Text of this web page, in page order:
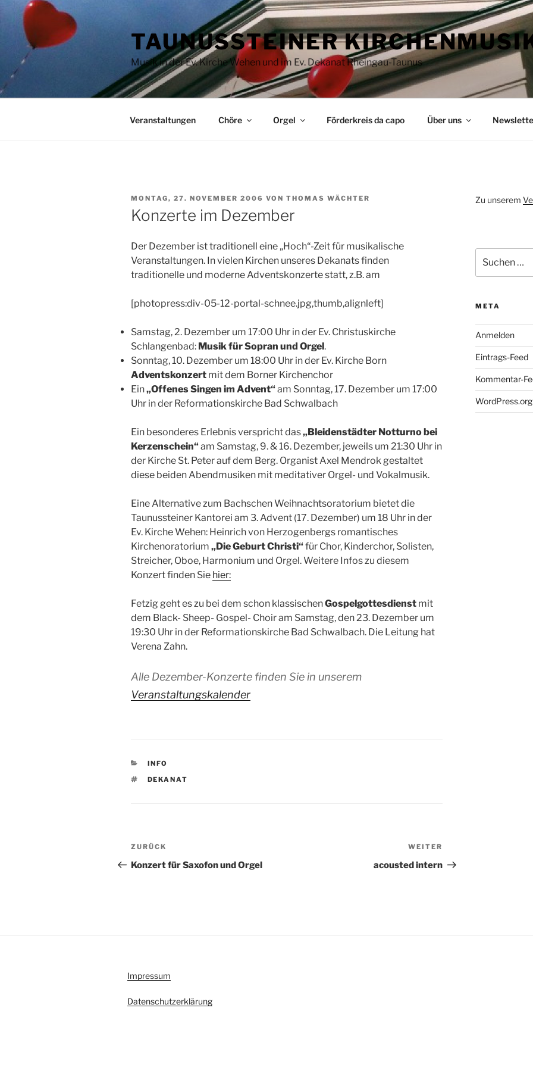
Zum
Inhalt
springen
TAUNUSSTEINER
Musik in der Ev. Kirche Wehen und im Ev. Dekanat Rheingau-Taunus
Veranstaltungen Chöre Orgel Förderkreis da capo Über uns
VERÖFFENTLICHT
AM
MONTAG, 27. NOVEMBER 2006 VON THOMAS WÄCHTER
Konzerte im Dezember
Der Dezember ist traditionell eine „Hoch“-Zeit für musikalische
Veranstaltungen. In vielen Kirchen unseres Dekanats finden
traditionelle und moderne Adventskonzerte statt, z.B. am
[photopress:div-05-12-portal-schnee.jpg,thumb,alignleft]
Samstag, 2. Dezember um 17:00 Uhr in der Ev. Christuskirche
Schlangenbad: Musik für Sopran und Orgel.
Sonntag, 10. Dezember um 18:00 Uhr in der Ev. Kirche Born
Adventskonzert mit dem Borner Kirchenchor
Ein„Offenes Singen im Advent“am Sonntag, 17. Dezember um 17:00
Uhr in der Reformationskirche Bad Schwalbach
Ein besonderes Erlebnis verspricht das„Bleidenstädter Notturno bei
Kerzenschein“am Samstag, 9. & 16. Dezember, jeweils um 21:30 Uhr in
der Kirche St. Peter auf dem Berg. Organist Axel Mendrok gestaltet
diese beiden Abendmusiken mit meditativer Orgel- und Vokalmusik.
Eine Alternative zum Bachschen Weihnachtsoratorium bietet die
Taunussteiner Kantorei am 3. Advent (17. Dezember) um 18 Uhr in der
Ev. Kirche Wehen: Heinrich von Herzogenbergs romantisches
Kirchenoratorium „Die Geburt Christi“für Chor, Kinderchor, Solisten,
Streicher, Oboe, Harmonium und Orgel. Weitere Infos zu diesem
Konzert finden Sie hier:
Fetzig geht es zu bei dem schon klassischenGospelgottesdienst mit
dem Black- Sheep- Gospel- Choir am Samstag, den 23. Dezember um
19:30 Uhr in der Reformationskirche Bad Schwalbach. Die Leitung hat
Verena Zahn.
Alle Dezember-Konzerte finden Sie in unserem
Veranstaltungskalender
KATEGORIEN
INFO
SCHLAGWÖRTER
DEKANAT
Beitragsnavigation
Vorheriger
Beitrag
ZURÜCK
Konzert für Saxofon und Orgel
Beitrag
WEITER
acousted intern
Zu unserem
nach:
META
Anmelden
Eintrags-Feed
Kommentar-
WordPress.org
Impressum
Datenschutzerklärung